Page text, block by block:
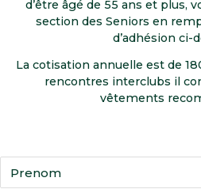
d’être âgé de 55 ans et plus,
section des Seniors en
d’adhésion ci-
La cotisation annuelle est de
rencontres interclubs il
vêtements